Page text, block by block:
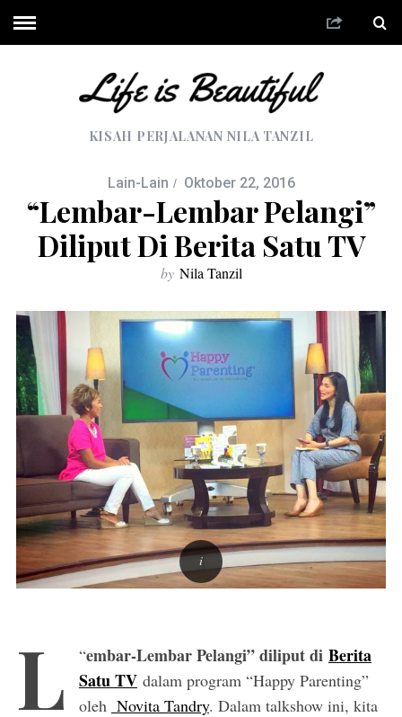
KISAH PERJALANAN NILA TANZIL
Lain-Lain Oktober 22, 2016
“Lembar-Lembar Pelangi”
Diliput Di Berita Satu TV
by Nila Tanzil
“
L embar-Lembar Pelangi” diliput di Berita
Satu TVdalam program “Happy Parenting”
oleh Novita Tandry. Dalam talkshow ini, kita